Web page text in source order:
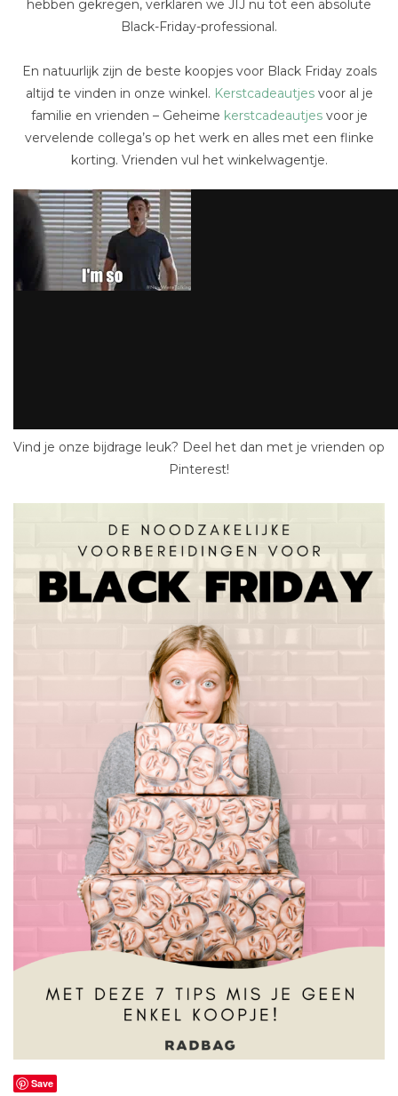
hebben gekregen, verklaren we JIJ nu tot een absolute
Black-Friday-professional.
En natuurlijk zijn de beste koopjes voor Black Friday zoals
altijd te vinden in onze winkel. Kerstcadeautjes voor al je
familie en vrienden – Geheime kerstcadeautjes voor je
vervelende collega’s op het werk en alles met een flinke
korting. Vrienden vul het winkelwagentje.
Vind je onze bijdrage leuk? Deel het dan met je vrienden op
Pinterest!
Save